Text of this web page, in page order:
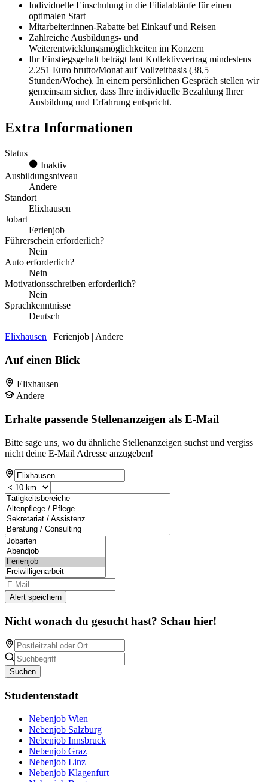
Individuelle Einschulung in die Filialabläufe für einen
optimalen Start
Mitarbeiter:innen-Rabatte bei Einkauf und Reisen
Zahlreiche Ausbildungs- und
Weiterentwicklungsmöglichkeiten im Konzern
Ihr Einstiegsgehalt beträgt laut Kollektivvertrag mindestens
2.251 Euro brutto/Monat auf Vollzeitbasis (38,5
Stunden/Woche). In einem persönlichen Gespräch stellen wir
gemeinsam sicher, dass Ihre individuelle Bezahlung Ihrer
Ausbildung und Erfahrung entspricht.
Extra Informationen
Status
Inaktiv
Ausbildungsniveau
Andere
Standort
Elixhausen
Jobart
Ferienjob
Führerschein erforderlich?
Nein
Auto erforderlich?
Nein
Motivationsschreiben erforderlich?
Nein
Sprachkenntnisse
Deutsch
Elixhausen | Ferienjob | Andere
Auf einen Blick
Elixhausen
Andere
Erhalte passende Stellenanzeigen als E-Mail
Bitte sage uns, wo du ähnliche Stellenanzeigen suchst und vergiss
nicht deine E-Mail Adresse anzugeben!
Alert speichern
Nicht wonach du gesucht hast? Schau hier!
Suchen
Studentenstadt
Nebenjob Wien
Nebenjob Salzburg
Nebenjob Innsbruck
Nebenjob Graz
Nebenjob Linz
Nebenjob Klagenfurt